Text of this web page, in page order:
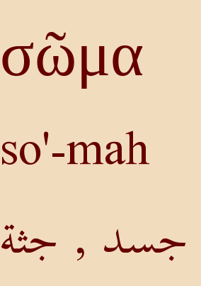
σῶμα
so'-mah
, جثة